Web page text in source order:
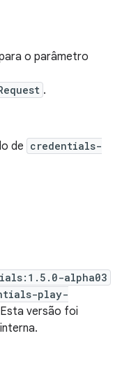
o parâmetro
.
de credentials-
alpha03
play-
versão foi